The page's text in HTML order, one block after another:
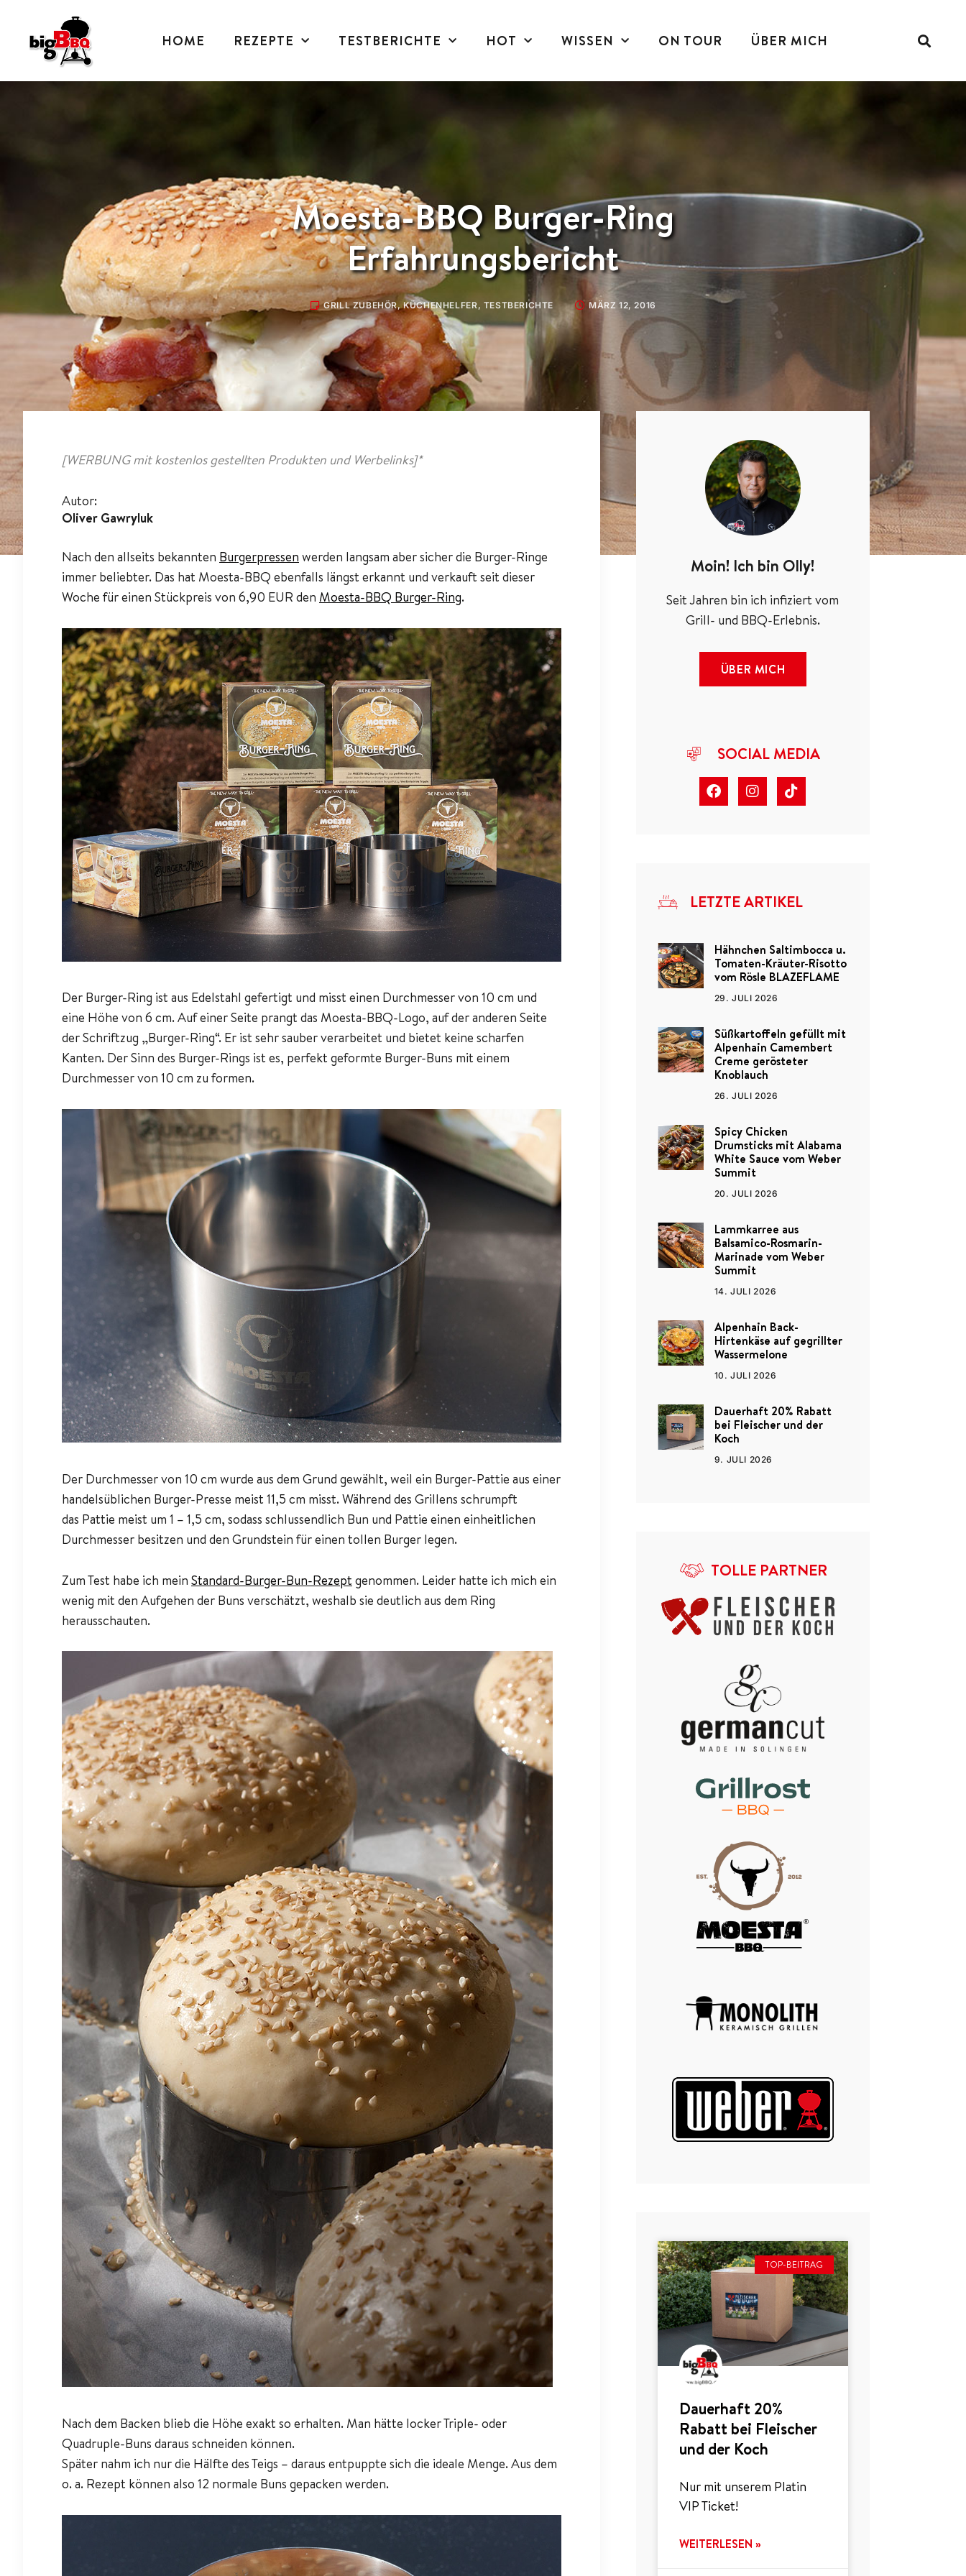
HOME REZEPTE TESTBERICHTE HOT WISSEN ON TOUR ÜBER MICH
Moesta-BBQ Burger-Ring
Erfahrungsbericht
GRILL ZUBEHÖR,KÜCHENHELFER, TESTBERICHTE MÄRZ 12, 2016
[WERBUNG mit kostenlos gestellten Produkten und Werbelinks]*
Autor:
Oliver Gawryluk
Nach den allseits bekannten Burgerpressen werden langsam aber sicher die Burger-Ringe
immer beliebter. Das hat Moesta-BBQ ebenfalls längst erkannt und verkauft seit dieser
Woche für einen Stückpreis von 6,90 EUR den Moesta-BBQ Burger-Ring.
Der Burger-Ring ist aus Edelstahl gefertigt und misst einen Durchmesser von 10 cm und
eine Höhe von 6 cm. Auf einer Seite prangt das Moesta-BBQ-Logo, auf der anderen Seite
der Schriftzug „Burger-Ring“. Er ist sehr sauber verarbeitet und bietet keine scharfen
Kanten. Der Sinn des Burger-Rings ist es, perfekt geformte Burger-Buns mit einem
Durchmesser von 10 cm zu formen.
Der Durchmesser von 10 cm wurde aus dem Grund gewählt, weil ein Burger-Pattie aus einer
handelsüblichen Burger-Presse meist 11,5 cm misst. Während des Grillens schrumpft
das Pattie meist um 1 – 1,5 cm, sodass schlussendlich Bun und Pattie einen einheitlichen
Durchmesser besitzen und den Grundstein für einen tollen Burger legen.
Zum Test habe ich mein Standard-Burger-Bun-Rezept genommen. Leider hatte ich mich ein
wenig mit den Aufgehen der Buns verschätzt, weshalb sie deutlich aus dem Ring
herausschauten.
Nach dem Backen blieb die Höhe exakt so erhalten. Man hätte locker Triple- oder
Quadruple-Buns daraus schneiden können.
Später nahm ich nur die Hälfte des Teigs – daraus entpuppte sich die ideale Menge. Aus dem
o. a. Rezept können also 12 normale Buns gepacken werden.
Moin! Ich bin Olly!
Seit Jahren bin ich infiziert vom
Grill- und BBQ-Erlebnis.
ÜBER MICH
SOCIAL MEDIA
LETZTE ARTIKEL
Hähnchen Saltimbocca u.
Tomaten-Kräuter-Risotto
vom Rösle BLAZEFLAME
29. JULI 2026
Süßkartoffeln gefüllt mit
Alpenhain Camembert
Creme gerösteter
Knoblauch
26. JULI 2026
Spicy Chicken
Drumsticks mit Alabama
White Sauce vom Weber
Summit
20. JULI 2026
Lammkarree aus
Balsamico-Rosmarin-
Marinade vom Weber
Summit
14. JULI 2026
Alpenhain Back-
Hirtenkäse auf gegrillter
Wassermelone
10. JULI 2026
Dauerhaft 20% Rabatt
bei Fleischer und der
Koch
9. JULI 2026
TOLLE PARTNER
TOP-BEITRAG
Dauerhaft 20%
Rabatt bei Fleischer
und der Koch
Nur mit unserem Platin
VIP Ticket!
WEITERLESEN »